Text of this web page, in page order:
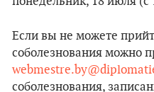
Если вы не можете
соболезнования можно
соболезнования,